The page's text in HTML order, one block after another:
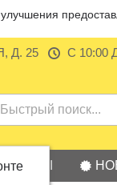
Д. 25 С 10:00